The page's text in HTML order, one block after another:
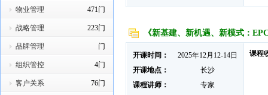
物业管理 471门
战略管理 223门
品牌管理 门
组织管控 4门
客户关系 76门
《新基建、新机遇、新模式：
开课时间：
2025年12月12-14日
开课地点：
长沙
课程讲师：
专家
课程